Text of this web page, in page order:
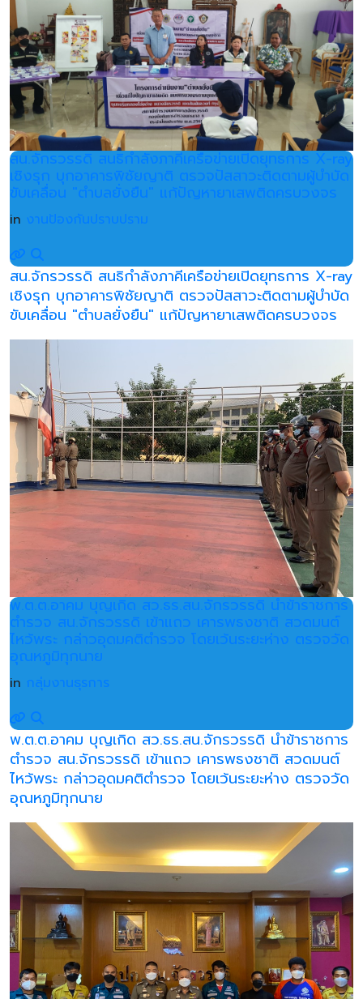
สน.จักรวรรดิ สนธิกำลังภาคีเครือข่ายเปิดยุทธการ X-ray
เชิงรุก บุกอาคารพิชัยญาติ ตรวจปัสสาวะติดตามผู้บำบัด
ขับเคลื่อน "ตำบลยั่งยืน" แก้ปัญหายาเสพติดครบวงจร
in งานป้องกันปราบปราม
สน.จักรวรรดิ สนธิกำลังภาคีเครือข่ายเปิดยุทธการ X-ray
เชิงรุก บุกอาคารพิชัยญาติ ตรวจปัสสาวะติดตามผู้บำบัด
ขับเคลื่อน "ตำบลยั่งยืน" แก้ปัญหายาเสพติดครบวงจร
พ.ต.ต.อาคม บุญเกิด สว.ธร.สน.จักรวรรดิ นำข้าราชการ
ตำรวจ สน.จักรวรรดิ เข้าแถว เคารพธงชาติ สวดมนต์
ไหว้พระ กล่าวอุดมคติตำรวจ โดยเว้นระยะห่าง ตรวจวัด
อุณหภูมิทุกนาย
in กลุ่มงานธุรการ
พ.ต.ต.อาคม บุญเกิด สว.ธร.สน.จักรวรรดิ นำข้าราชการ
ตำรวจ สน.จักรวรรดิ เข้าแถว เคารพธงชาติ สวดมนต์
ไหว้พระ กล่าวอุดมคติตำรวจ โดยเว้นระยะห่าง ตรวจวัด
อุณหภูมิทุกนาย